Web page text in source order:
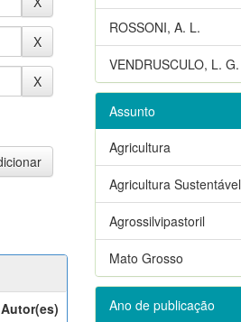
Autor(es)
ROSSONI, A. L.
VENDRUSCULO, L. G.
Assunto
Agricultura
Agricultura Sustentável
Agrossilvipastoril
Mato Grosso
Ano de publicação